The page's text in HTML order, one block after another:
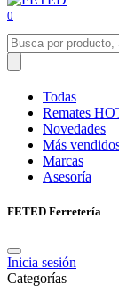
0
Todas
Remates
Novedades
Más
Marcas
Asesoría
FETED Ferretería
Inicia sesión
Categorías